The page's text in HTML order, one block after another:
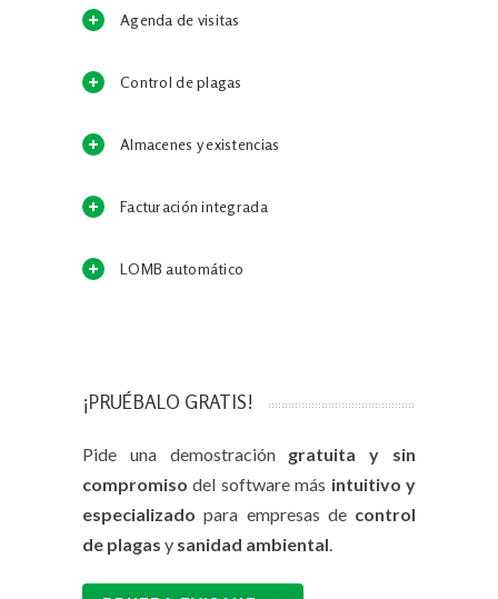
Agenda de visitas
Control de plagas
Almacenes y existencias
Facturación integrada
LOMB automático
¡PRUÉBALO GRATIS!
Pide una demostración gratuita y sin
compromiso del software más intuitivo y
especializado para empresas de control
de plagas y sanidad ambiental.